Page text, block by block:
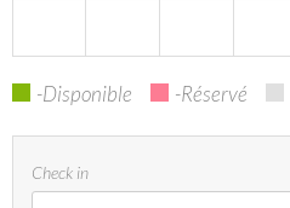
-Disponible -Réservé
Check in